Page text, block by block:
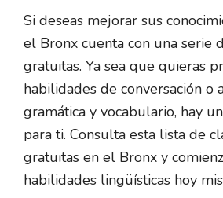
Si deseas mejorar sus
el Bronx cuenta con una serie
gratuitas. Ya sea que quieras
habilidades de conversación o
gramática y vocabulario, hay
para ti. Consulta esta lista de
gratuitas en el Bronx y
habilidades lingüísticas hoy